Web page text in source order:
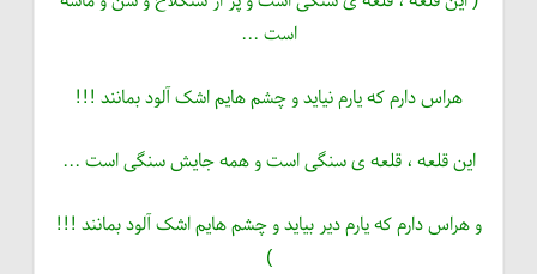
است ...
هراس دارم که یارم نیاید و چشم هایم اشک آلود بمانند !!!
این قلعه ، قلعه ی سنگی است و همه جایش سنگی است ...
و هراس دارم که یارم دیر بیاید و چشم هایم اشک آلود بمانند !!!
)